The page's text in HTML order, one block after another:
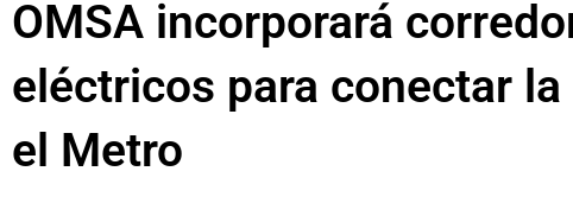
OMSA incorporará
eléctricos para conectar
el Metro